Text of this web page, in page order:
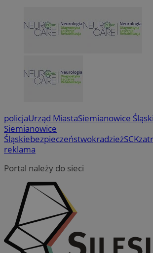
policjaUrząd MiastaSiemianowice
Siemianowice
ŚląskiebezpieczeństwokradzieżSCK
reklama
Portal należy do sieci